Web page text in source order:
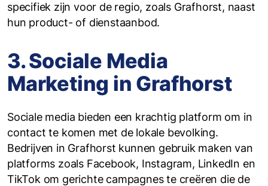
specifiek zijn voor de regio, zoals Grafhorst, naast
hun product- of dienstaanbod.
3. Sociale Media
Marketing in Grafhorst
Sociale media bieden een krachtig platform om in
contact te komen met de lokale bevolking.
Bedrijven in Grafhorst kunnen gebruik maken van
platforms zoals Facebook, Instagram, LinkedIn en
TikTok om gerichte campagnes te creëren die de